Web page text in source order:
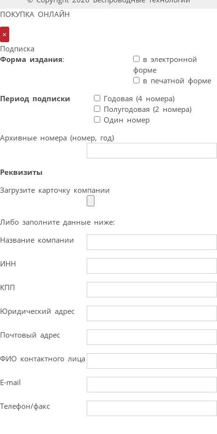
ПОКУПКА ОНЛАЙН
×
Подписка
Форма издания:
в электронной
форме
в печатной форме
Период подписки
Годовая (4 номера)
Полугодовая (2 номера)
Один номер
Архивные номера (номер, год)
Реквизиты
Загрузите карточку компании
Либо заполните данные ниже:
Название компании
ИНН
КПП
Юридический адрес
Почтовый адрес
ФИО контактного лица
E-mail
Телефон/факс